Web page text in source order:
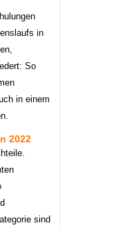
in
So
in einem
2022
sind